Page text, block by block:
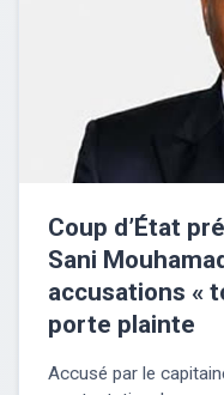
Coup d’État
Sani
accusations «
porte plainte
Accusé par le